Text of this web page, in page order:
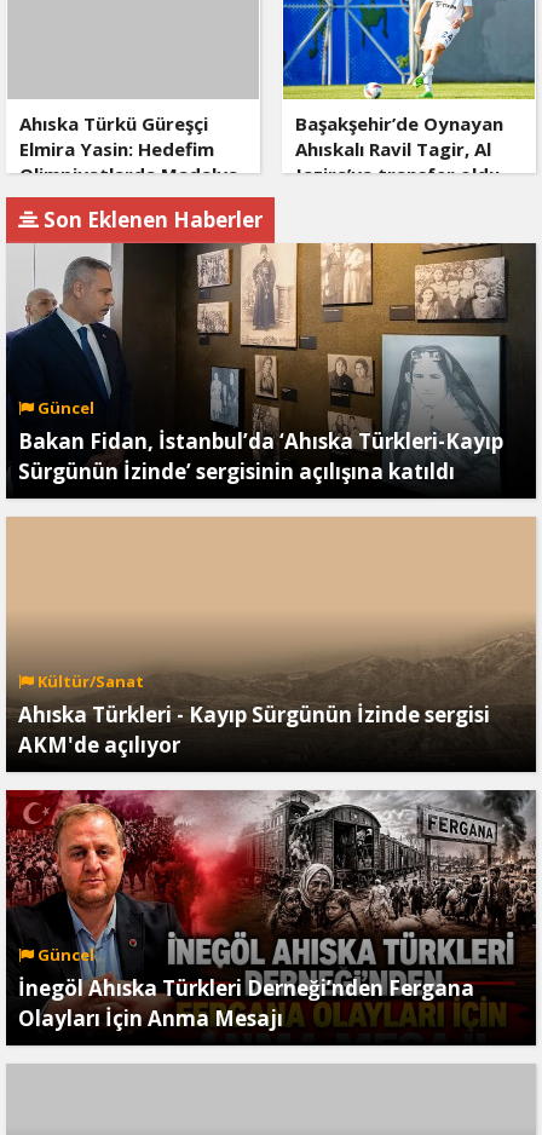
Ahıska Türkü Güreşçi
Elmira Yasin: Hedefim
Olimpiyatlarda Madalya
Almak
Başakşehir’de Oynayan
Ahıskalı Ravil Tagir, Al
Jazira’ya transfer oldu
Son Eklenen Haberler
Güncel
Bakan Fidan, İstanbul’da ‘Ahıska Türkleri-Kayıp
Sürgünün İzinde’ sergisinin açılışına katıldı
Kültür/Sanat
Ahıska Türkleri - Kayıp Sürgünün İzinde sergisi
AKM'de açılıyor
Güncel
İnegöl Ahıska Türkleri Derneği’nden Fergana
Olayları İçin Anma Mesajı